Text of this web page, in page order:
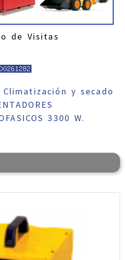
de Visitas
Climatización y secado
3300 W.